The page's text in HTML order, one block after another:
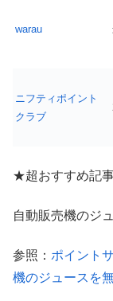
warau
ニフティポイント
クラブ
★超おすすめ記
自動販売機のジ
参照： ポイント
機のジュースを